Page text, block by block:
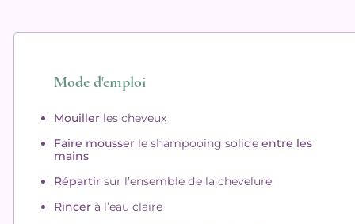
Mode d'emploi
Mouiller les cheveux
Faire mousser le shampooing solideentre les
mains
Répartir sur l’ensemble de la chevelure
Rincer à l’eau claire